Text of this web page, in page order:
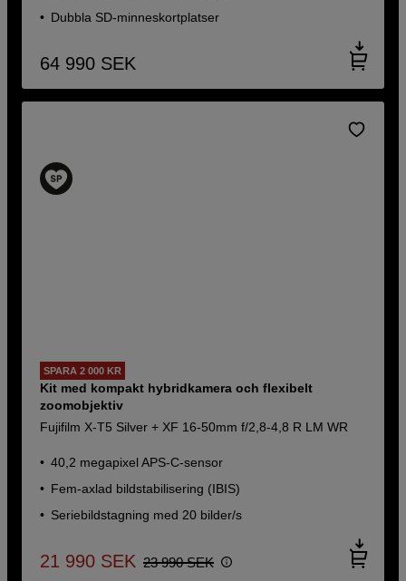
Dubbla SD-minneskortplatser
64 990 SEK
SPARA 2 000 KR
Kit med kompakt hybridkamera och flexibelt
zoomobjektiv
Fujifilm X-T5 Silver + XF 16-50mm f/2,8-4,8 R LM WR
40,2 megapixel APS-C-sensor
Fem-axlad bildstabilisering (IBIS)
Seriebildstagning med 20 bilder/s
21 990 SEK 23 990 SEK